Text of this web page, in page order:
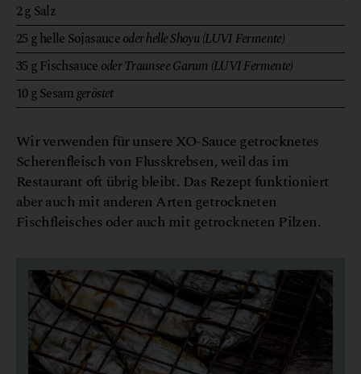
Wir verwenden für unsere XO-Sauce getrocknetes
Scherenfleisch von Flusskrebsen, weil das im
Restaurant oft übrig bleibt. Das Rezept funktioniert
aber auch mit anderen Arten getrockneten
Fischfleisches oder auch mit getrockneten Pilzen.
2g Salz
25 ghelle Sojasauceoder helle Shoyu (LUVI Fermente)
35 gFischsauce oder Traunsee Garum (LUVI Fermente)
10gSesamgeröstet